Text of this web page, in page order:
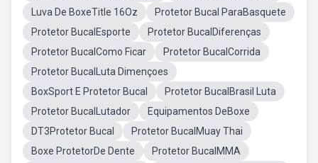
Luva De BoxeTitle 16Oz
Protetor Bucal ParaBasquete
Protetor BucalEsporte
Protetor BucalDiferenças
Protetor BucalComo Ficar
Protetor BucalCorrida
Protetor BucalLuta Dimençoes
BoxSport E Protetor Bucal
Protetor BucalBrasil Luta
Protetor BucalLutador
Equipamentos DeBoxe
DT3Protetor Bucal
Protetor BucalMuay Thai
Boxe ProtetorDe Dente
Protetor BucalMMA